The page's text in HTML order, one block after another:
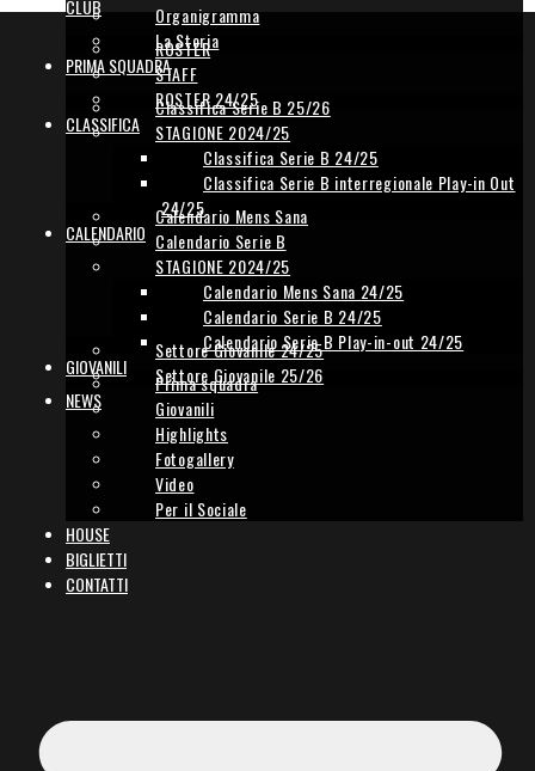
CLUB
Organigramma
La Storia
PRIMA SQUADRA
ROSTER
STAFF
ROSTER 24/25
CLASSIFICA
Classifica Serie B 25/26
STAGIONE 2024/25
Classifica Serie B 24/25
Classifica Serie B interregionale Play-in Out
24/25
CALENDARIO
Calendario Mens Sana
Calendario Serie B
STAGIONE 2024/25
Calendario Mens Sana 24/25
Calendario Serie B 24/25
Calendario Serie B Play-in-out 24/25
GIOVANILI
Settore Giovanile 24/25
Settore Giovanile 25/26
NEWS
Prima squadra
Giovanili
Highlights
Fotogallery
Video
Per il Sociale
HOUSE
BIGLIETTI
CONTATTI